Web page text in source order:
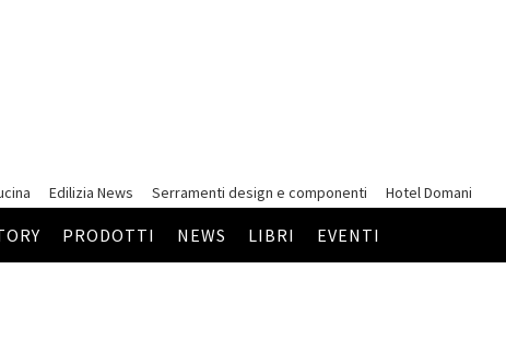
Edilizia News Serramenti design e componenti Hotel Domani
PRODOTTI NEWS LIBRI EVENTI